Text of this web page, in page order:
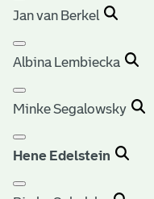
Jan van Berkel
Albina Lembiecka
Minke Segalowsky
Hene Edelstein